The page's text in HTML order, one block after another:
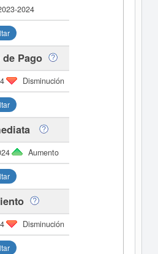
Pago
Disminución
Aumento
Disminución